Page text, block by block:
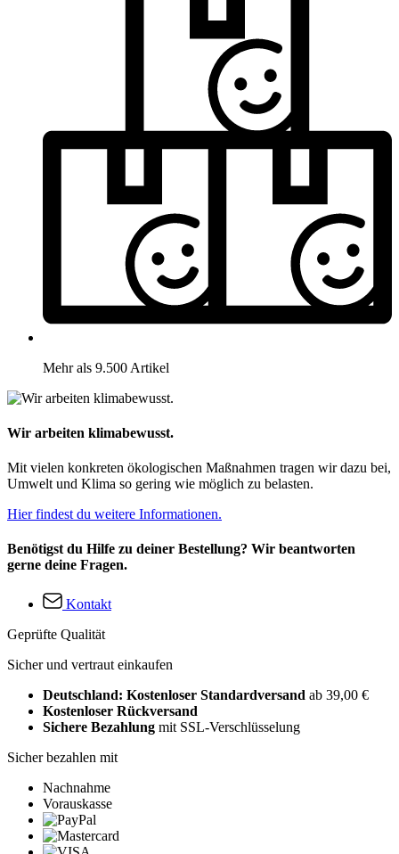
Mehr als 9.500 Artikel
Wir arbeiten klimabewusst.
Mit vielen konkreten ökologischen Maßnahmen tragen wir dazu bei,
Umwelt und Klima so gering wie möglich zu belasten.
Hier findest du weitere Informationen.
Benötigst du Hilfe zu deiner Bestellung? Wir beantworten
gerne deine Fragen.
Kontakt
Geprüfte Qualität
Sicher und vertraut einkaufen
Deutschland: Kostenloser Standardversand ab 39,00 €
Kostenloser Rückversand
Sichere Bezahlung mit SSL-Verschlüsselung
Sicher bezahlen mit
Nachnahme
Vorauskasse